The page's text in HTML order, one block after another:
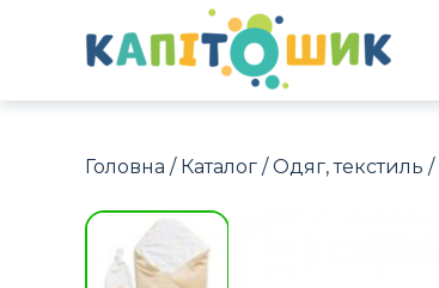
Головна / Каталог /Одяг, текстиль /